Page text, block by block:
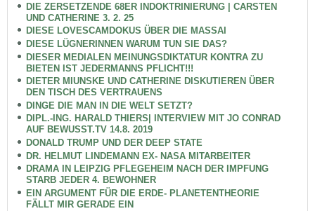
DIE ZERSETZENDE 68ER INDOKTRINIERUNG | CARSTEN
UND CATHERINE 3. 2. 25
DIESE LOVESCAMDOKUS ÜBER DIE MASSAI
DIESE LÜGNERINNEN WARUM TUN SIE DAS?
DIESER MEDIALEN MEINUNGSDIKTATUR KONTRA ZU
BIETEN IST JEDERMANNS PFLICHT!!!
DIETER MIUNSKE UND CATHERINE DISKUTIEREN ÜBER
DEN TISCH DES VERTRAUENS
DINGE DIE MAN IN DIE WELT SETZT?
DIPL.-ING. HARALD THIERS| INTERVIEW MIT JO CONRAD
AUF BEWUSST.TV 14.8. 2019
DONALD TRUMP UND DER DEEP STATE
DR. HELMUT LINDEMANN EX- NASA MITARBEITER
DRAMA IN LEIPZIG PFLEGEHEIM NACH DER IMPFUNG
STARB JEDER 4. BEWOHNER
EIN ARGUMENT FÜR DIE ERDE- PLANETENTHEORIE
FÄLLT MIR GERADE EIN